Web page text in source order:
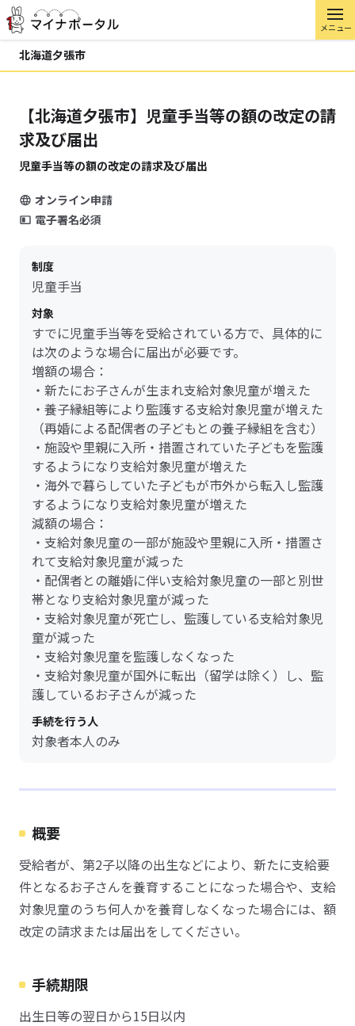
メニュー
北海道夕張市
【北海道夕張市】児童手当等の額の改定の請
求及び届出
児童手当等の額の改定の請求及び届出
オンライン申請
電子署名必須
制度
児童手当
対象
すでに児童手当等を受給されている方で、具体的に
は次のような場合に届出が必要です。
増額の場合：
・新たにお子さんが生まれ支給対象児童が増えた
・養子縁組等により監護する支給対象児童が増えた
（再婚による配偶者の子どもとの養子縁組を含む）
・施設や里親に入所・措置されていた子どもを監護
するようになり支給対象児童が増えた
・海外で暮らしていた子どもが市外から転入し監護
するようになり支給対象児童が増えた
減額の場合：
・支給対象児童の一部が施設や里親に入所・措置さ
れて支給対象児童が減った
・配偶者との離婚に伴い支給対象児童の一部と別世
帯となり支給対象児童が減った
・支給対象児童が死亡し、監護している支給対象児
童が減った
・支給対象児童を監護しなくなった
・支給対象児童が国外に転出（留学は除く）し、監
護しているお子さんが減った
手続を行う人
対象者本人のみ
概要
受給者が、第2子以降の出生などにより、新たに支給要
件となるお子さんを養育することになった場合や、支給
対象児童のうち何人かを養育しなくなった場合には、額
改定の請求または届出をしてください。
手続期限
出生日等の翌日から15日以内